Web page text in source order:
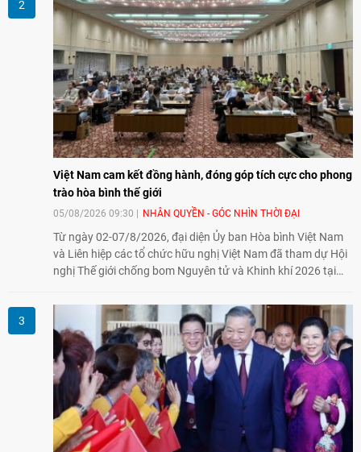
Việt Nam cam kết đồng hành, đóng góp tích cực cho phong
trào hòa bình thế giới
05/08/2026 09:30 NHÂN QUYỀN - GÓC NHÌN THỜI ĐẠI
Từ ngày 02-07/8/2026, đại diện Ủy ban Hòa bình Việt Nam
và Liên hiệp các tổ chức hữu nghị Việt Nam đã tham dự Hội
nghị Thế giới chống bom Nguyên tử và Khinh khí 2026 tại
đồng hành cùng với phong trào hoà bình của nhân dân
Nhật Bản và thế giới ủng hộ giải trừ vũ khí hạt nhân của Việt
Nam.